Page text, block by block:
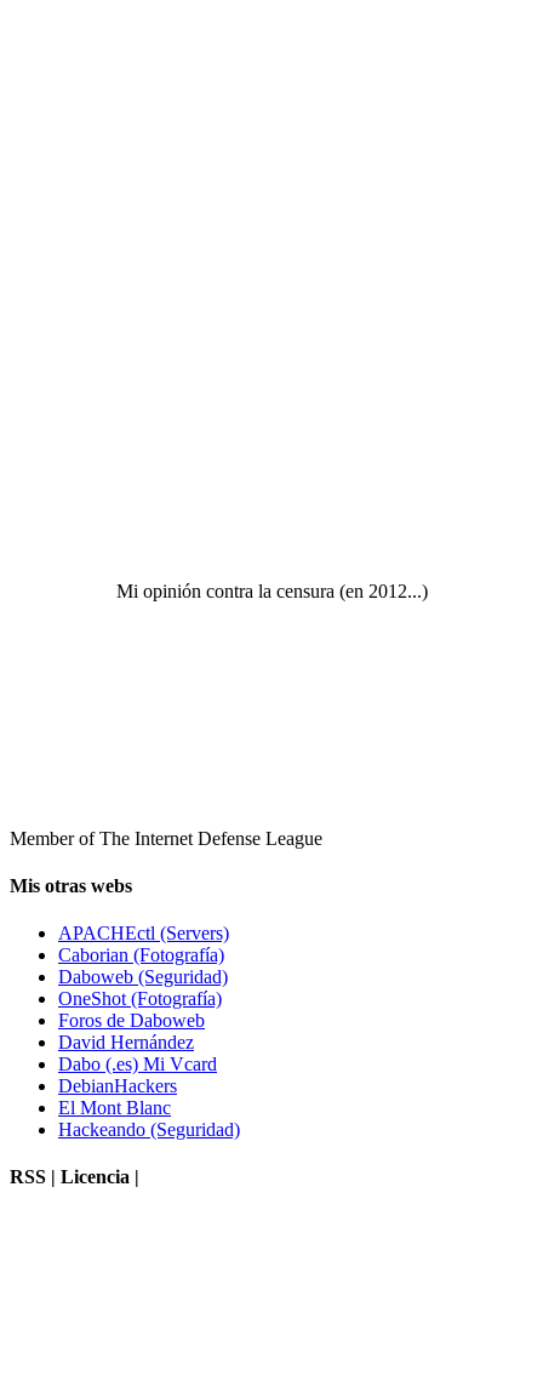
Mi opinión contra la censura (en 2012...)
Member of The Internet Defense League
Mis otras webs
APACHEctl (Servers)
Caborian (Fotografía)
Daboweb (Seguridad)
OneShot (Fotografía)
Foros de Daboweb
David Hernández
Dabo (.es) Mi Vcard
DebianHackers
El Mont Blanc
Hackeando (Seguridad)
RSS | Licencia |